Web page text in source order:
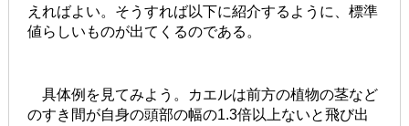
えればよい。そうすれば以下に紹介するように、標準
値らしいものが出てくるのである。
具体例を見てみよう。カエルは前方の植物の茎など
のすき間が自身の頭部の幅の1.3倍以上ないと飛び出